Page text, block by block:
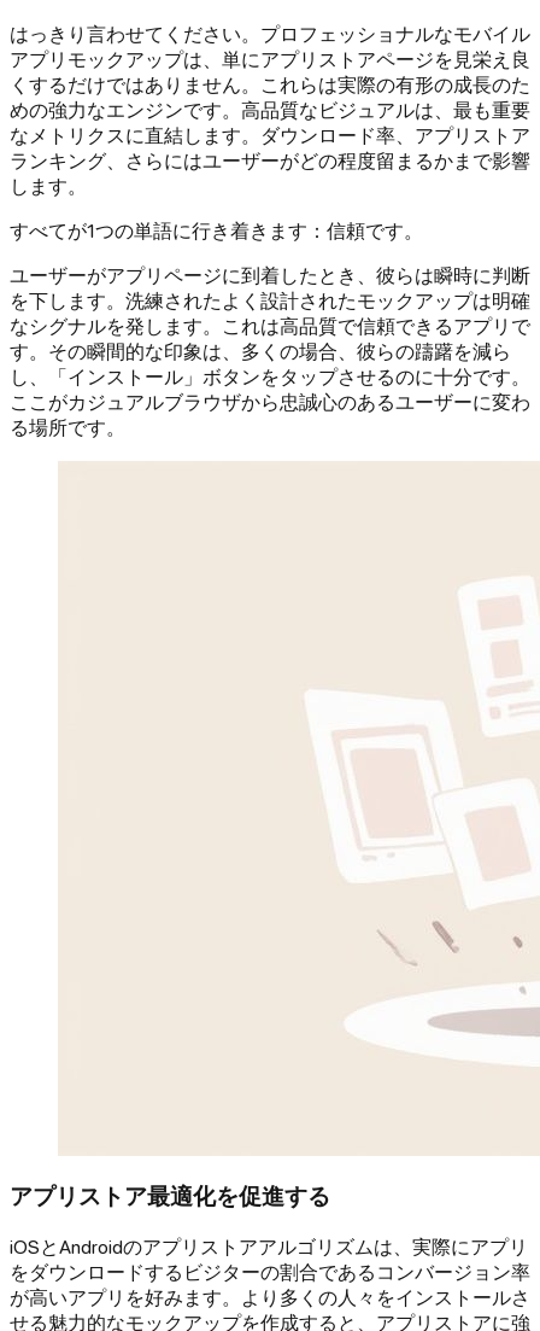
はっきり言わせてください。プロフェッショナルなモバイル
アプリモックアップは、単にアプリストアページを見栄え良
くするだけではありません。これらは実際の有形の成長のた
めの強力なエンジンです。高品質なビジュアルは、最も重要
なメトリクスに直結します。ダウンロード率、アプリストア
ランキング、さらにはユーザーがどの程度留まるかまで影響
します。
すべてが1つの単語に行き着きます：信頼です。
ユーザーがアプリページに到着したとき、彼らは瞬時に判断
を下します。洗練されたよく設計されたモックアップは明確
なシグナルを発します。これは高品質で信頼できるアプリで
す。その瞬間的な印象は、多くの場合、彼らの躊躇を減ら
し、「インストール」ボタンをタップさせるのに十分です。
ここがカジュアルブラウザから忠誠心のあるユーザーに変わ
る場所です。
アプリストア最適化を促進する
iOSとAndroidのアプリストアアルゴリズムは、実際にアプリ
をダウンロードするビジターの割合であるコンバージョン率
が高いアプリを好みます。より多くの人々をインストールさ
せる魅力的なモックアップを作成すると、アプリストアに強